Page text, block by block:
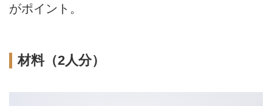
がポイント。
材料（2人分）